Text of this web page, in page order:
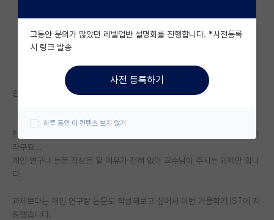
자유 게시판(아무개랩)
미국 유학 게시판
미국 대학원 합격 후기 게시판
대학원생 모집 게시판
연구실(PI) 홍보 게시판
석박사 채용 정보 게시판
학부 인턴 게시판
안녕하세요, 현재 YK에서 석사 1학기 막 시작한 대학원생입니다....
현재 랩실 다니다 보니, 랩실이 용역회사 마냥 기계처럼 과제만 하는거 같더
라구요...
개인 연구나 논문 작성은 할 여유가 전혀 없이 교수님이 주시는 과제만 합니
다.
과제보다는 개인 연구랑 논문도 작성해보고 싶어서 이번 가을학기 IST에 지
원했습니다.
그동안 문의가 많았던 레벨업반 설명회를 진행합니다. *사전등록
시 링크 발송
사전 등록하기
하루 동안 이 컨텐츠 보지 않기